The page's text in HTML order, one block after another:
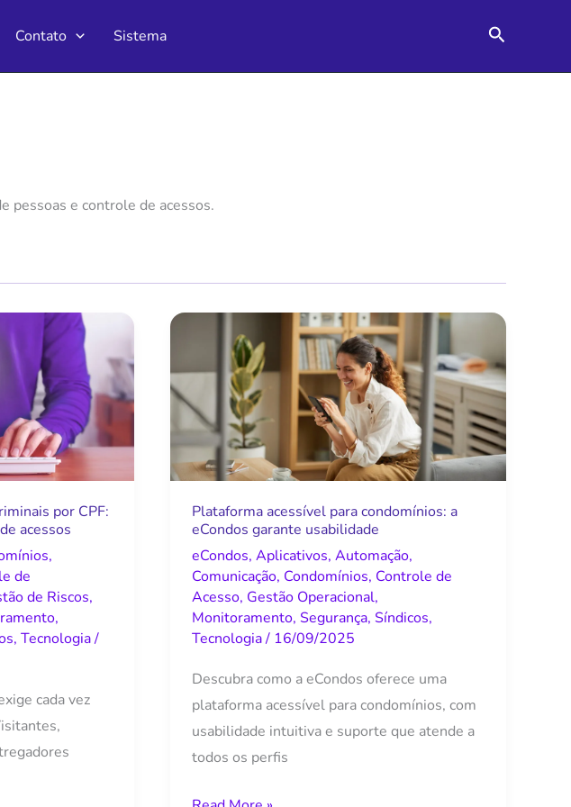
Contato Sistema Pesquisar
pessoas e controle de acessos.
por CPF:
acessos
,
de
de Riscos,
,
,Tecnologia/
cada vez
Plataforma acessível para condomínios: a
eCondos garante usabilidade
eCondos, Aplicativos, Automação,
Comunicação, Condomínios, Controle de
Acesso, Gestão Operacional,
Monitoramento, Segurança, Síndicos,
Tecnologia/ 16/09/2025
Descubra como a eCondos oferece uma
plataforma acessível para condomínios, com
usabilidade intuitiva e suporte que atende a
todos os perfis
acessível
para
condomínios:
a
eCondos
garante
usabilidade